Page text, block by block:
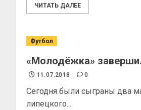
ЧИТАТЬ ДАЛЕЕ
Футбол
«Молодёжка»
11.07.2018 0
Сегодня были сыграны два
липецкого...